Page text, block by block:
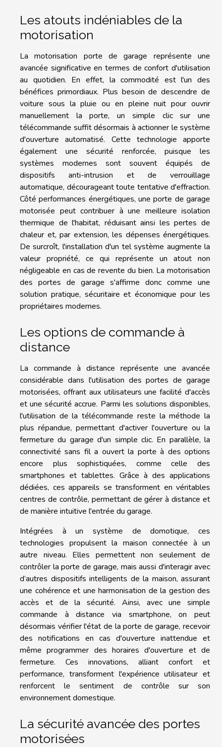
Les atouts indéniables de la
motorisation
La motorisation porte de garage représente une
avancée significative en termes de confort d'utilisation
au quotidien. En effet, la commodité est l'un des
bénéfices primordiaux. Plus besoin de descendre de
voiture sous la pluie ou en pleine nuit pour ouvrir
manuellement la porte, un simple clic sur une
télécommande suffit désormais à actionner le système
d'ouverture automatisé. Cette technologie apporte
également une sécurité renforcée, puisque les
systèmes modernes sont souvent équipés de
dispositifs anti-intrusion et de verrouillage
automatique, décourageant toute tentative d'effraction.
Côté performances énergétiques, une porte de garage
motorisée peut contribuer à une meilleure isolation
thermique de l'habitat, réduisant ainsi les pertes de
chaleur et, par extension, les dépenses énergétiques.
De surcroît, l'installation d'un tel système augmente la
valeur propriété, ce qui représente un atout non
négligeable en cas de revente du bien. La motorisation
des portes de garage s'affirme donc comme une
solution pratique, sécuritaire et économique pour les
propriétaires modernes.
Les options de commande à
distance
La commande à distance représente une avancée
considérable dans l'utilisation des portes de garage
motorisées, offrant aux utilisateurs une facilité d'accès
et une sécurité accrue. Parmi les solutions disponibles,
l'utilisation de la télécommande reste la méthode la
plus répandue, permettant d'activer l'ouverture ou la
fermeture du garage d'un simple clic. En parallèle, la
connectivité sans fil a ouvert la porte à des options
encore plus sophistiquées, comme celle des
smartphones et tablettes. Grâce à des applications
dédiées, ces appareils se transforment en véritables
centres de contrôle, permettant de gérer à distance et
de manière intuitive l'entrée du garage.
Intégrées à un système de domotique, ces
technologies propulsent la maison connectée à un
autre niveau. Elles permettent non seulement de
contrôler la porte de garage, mais aussi d'interagir avec
d’autres dispositifs intelligents de la maison, assurant
une cohérence et une harmonisation de la gestion des
accès et de la sécurité. Ainsi, avec une simple
commande à distance via smartphone, on peut
désormais vérifier l'état de la porte de garage, recevoir
des notifications en cas d'ouverture inattendue et
même programmer des horaires d'ouverture et de
fermeture. Ces innovations, alliant confort et
performance, transforment l'expérience utilisateur et
renforcent le sentiment de contrôle sur son
environnement domestique.
La sécurité avancée des portes
motorisées